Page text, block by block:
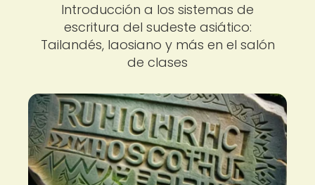
Introducción a los sistemas de
escritura del sudeste asiático:
Tailandés, laosiano y más en el salón
de clases